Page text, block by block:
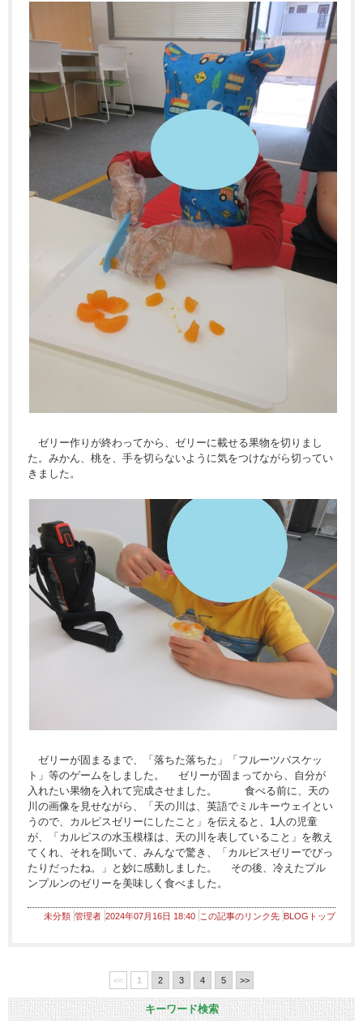
ゼリー作りが終わってから、ゼリーに載せる果物を切りまし
た。みかん、桃を、手を切らないように気をつけながら切ってい
きました。
ゼリーが固まるまで、「落ちた落ちた」「フルーツバスケッ
ト」等のゲームをしました。 ゼリーが固まってから、自分が
入れたい果物を入れて完成させました。 食べる前に、天の
川の画像を見せながら、「天の川は、英語でミルキーウェイとい
うので、カルピスゼリーにしたこと」を伝えると、1人の児童
が、「カルピスの水玉模様は、天の川を表していること」を教え
てくれ、それを聞いて、みんなで驚き、「カルピスゼリーでぴっ
たりだったね。」と妙に感動しました。 その後、冷えたプル
ンプルンのゼリーを美味しく食べました。
未分類 管理者 2024年07月16日 18:40 この記事のリンク先 BLOGトップ
<< 1 2 3 4 5 >>
キーワード検索